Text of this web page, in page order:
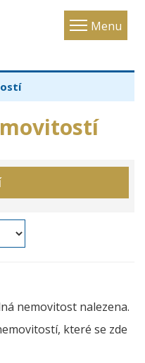
Menu
Toggle
nemovitost nalezena.
které se zde